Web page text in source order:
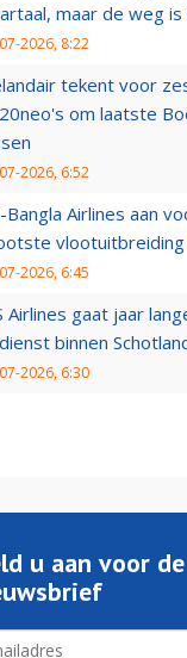
maar de weg is
2026, 8:22
tekent voor
om laatste
2026, 6:52
Bangla Airlines aan
2026, 6:45
Airlines gaat jaar
binnen
2026, 6:30
u aan voor de